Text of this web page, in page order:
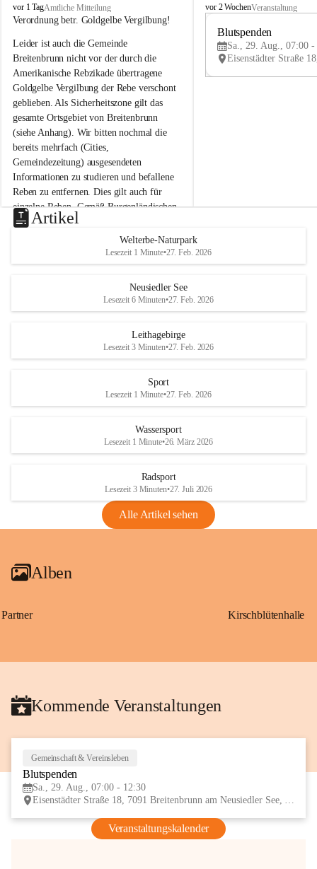
B
r
i
t
e
n
b
r
u
n
n
a
m
N
e
u
s
d
S
vor 1 TagAmtliche Mitteilung
Verordnung betr. Goldgelbe Vergilbung!
Leider ist auch die Gemeinde
Breitenbrunn nicht vor der durch die
Amerikanische Rebzikade übertragene
Goldgelbe Vergilbung der Rebe verschont
geblieben. Als Sicherheitszone gilt das
gesamte Ortsgebiet von Breitenbrunn
(siehe Anhang). Wir bitten nochmal die
bereits mehrfach (Cities,
Gemeindezeitung) ausgesendeten
Informationen zu studieren und befallene
Reben zu entfernen. Dies gilt auch für
einzelne Reben. Gemäß Burgenländischen
Weinbaugesetz sind nicht gepflegte oder
unzulässige Weingärten zu roden! Bitte
helfen wir zusammen um unsere Winzer
vor den prognostizierten Ernteausfällen
und den daraus folgenden wirtschaftlichen
Maßnahmen zur Bekämpfung
Rebe und der Amerikanischen
Anhang VBl. EU Nr. 18
1 Seite•1,4 MB
VBl. EU Nr. 18_2026
B
e
u
e
d
r
S
vor 2 WochenVeranstaltung
Blutspenden
Sa., 29. Aug., 07:00 -
Artikel
Welterbe-Naturpark
Lesezeit 1 Minute•27. Feb. 2026
Neusiedler See
Lesezeit 6 Minuten•27. Feb. 2026
Leithagebirge
Lesezeit 3 Minuten•27. Feb. 2026
Sport
Lesezeit 1 Minute•27. Feb. 2026
Wassersport
Lesezeit 1 Minute•26. März 2026
Radsport
Lesezeit 3 Minuten•27. Juli 2026
Alle Artikel sehen
Alben
Partner Kirschblütenhalle
Kommende Veranstaltungen
Gemeinschaft & Vereinsleben
Blutspenden
Sa., 29. Aug., 07:00 - 12:30
Eisenstädter Straße 18, 7091 Breitenbrunn am Neusiedler See, AUT
Veranstaltungskalender